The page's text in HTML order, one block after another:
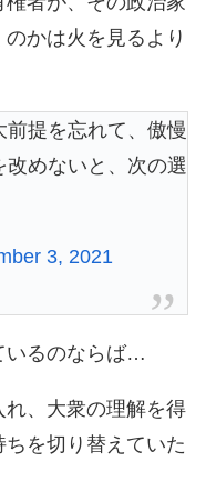
かは火を見るより
提を忘れて、傲慢
めないと、次の選
3, 2021
いるのならば…
、大衆の理解を得
を切り替えていた